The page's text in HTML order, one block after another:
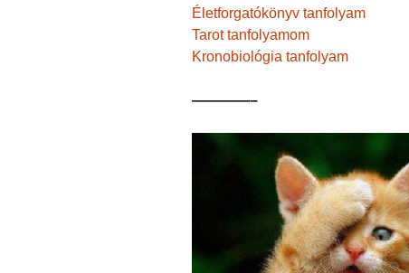
Életforgatókönyv tanfolyam
Tarot tanfolyamom
Kronobiológia tanfolyam
————–